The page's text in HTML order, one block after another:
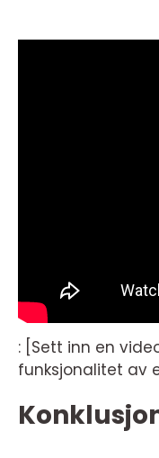
: [Sett inn en
funksjonalitet av